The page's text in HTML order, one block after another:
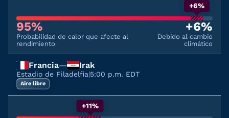
+6%
95%
Probabilidad de calor que afecte al
rendimiento
+6%
Debido al cambio
climático
Francia— Irak
Estadio de Filadelfia|5:00 p.m. EDT
Aire libre
+11%